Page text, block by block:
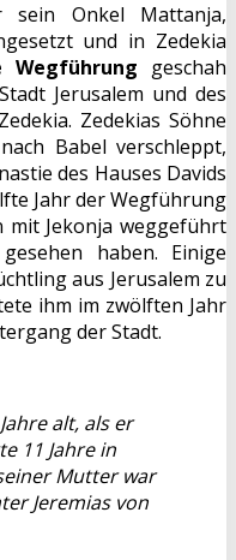
sein Onkel Mattanja,
und in Zedekia
Wegführung geschah
Jerusalem und des
Zedekias Söhne
Babel verschleppt,
des Hauses Davids
Jahr der Wegführung
mit Jekonja weggeführt
haben. Einige
aus Jerusalem zu
ihm im zwölften Jahr
der Stadt.
alt, als er
11 Jahre in
Mutter war
Jeremias von